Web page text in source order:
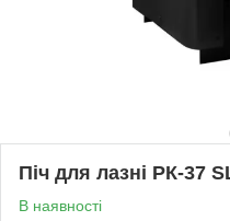
Піч для лазні РК-37
В наявності